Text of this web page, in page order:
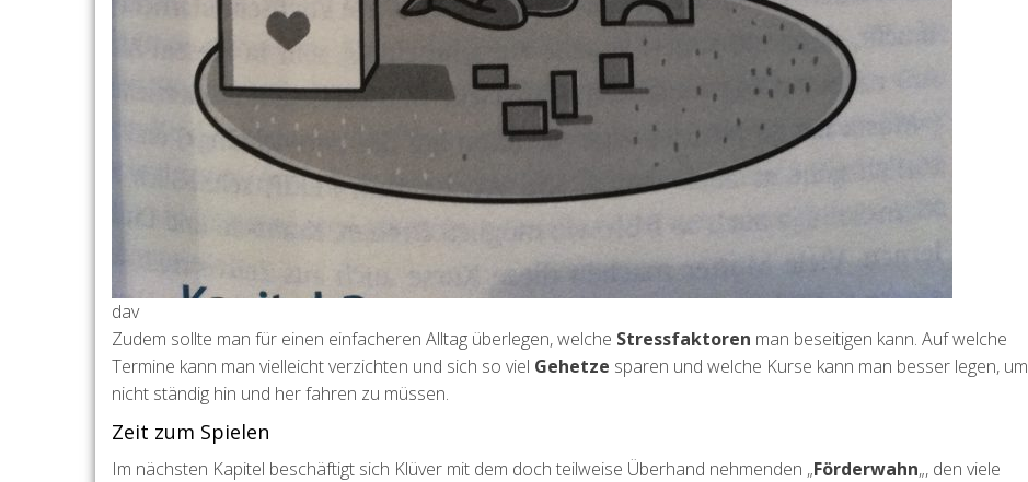
dav
Zudem sollte man für einen einfacheren Alltag überlegen, welche Stressfaktoren man beseitigen kann. Auf welche
Termine kann man vielleicht verzichten und sich so viel Gehetze sparen und welche Kurse kann man besser legen, um
nicht ständig hin und her fahren zu müssen.
Zeit zum Spielen
Im nächsten Kapitel beschäftigt sich Klüver mit dem doch teilweise Überhand nehmenden „Förderwahn„, den viele